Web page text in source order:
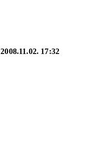
2008.11.02. 17:32